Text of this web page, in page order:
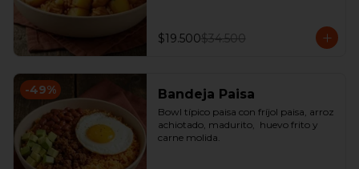
$19.500$34.500
-49% Bandeja Paisa
Bowl típico paisa con fríjol paisa, arroz
achiotado, madurito,  huevo frito y
carne molida.